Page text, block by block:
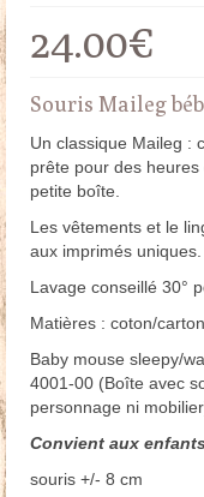
24.00€
Souris Maileg
Un classique Maileg :
prête pour des
petite boîte.
Les vêtements et le
aux imprimés uniques.
Lavage conseillé 30°
Matières : coton/carton
Baby mouse sleepy/
4001-00 (Boîte avec
personnage ni
Convient aux
souris +/- 8 cm